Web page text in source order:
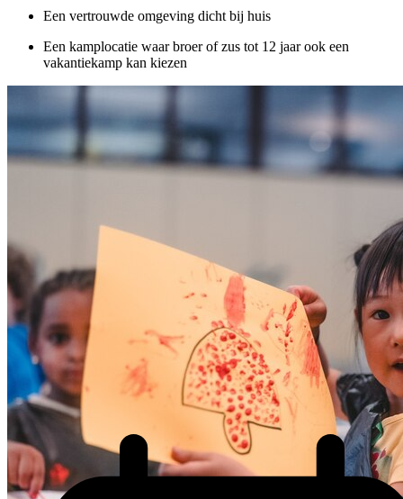
Een vertrouwde omgeving dicht bij huis
Een kamplocatie waar broer of zus tot 12 jaar ook een
vakantiekamp kan kiezen